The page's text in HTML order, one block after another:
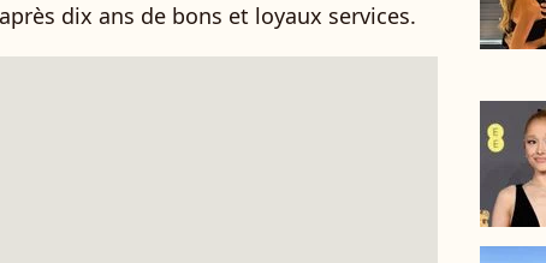
dix ans de bons et loyaux services.